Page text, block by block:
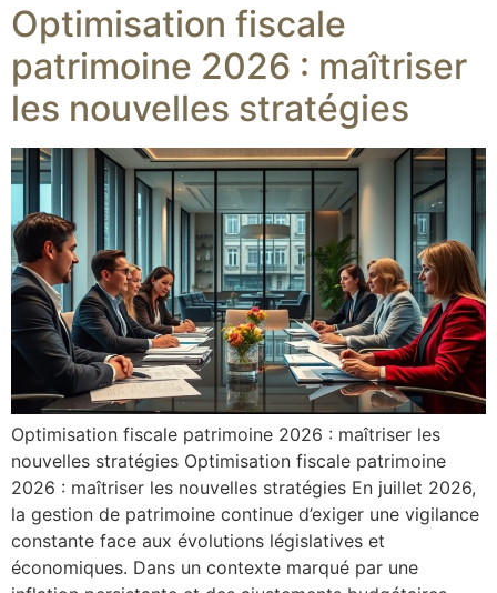
Optimisation fiscale
patrimoine 2026 : maîtriser
les nouvelles stratégies
Optimisation fiscale patrimoine 2026 : maîtriser les
nouvelles stratégies Optimisation fiscale patrimoine
2026 : maîtriser les nouvelles stratégies En juillet 2026,
la gestion de patrimoine continue d’exiger une vigilance
constante face aux évolutions législatives et
économiques. Dans un contexte marqué par une